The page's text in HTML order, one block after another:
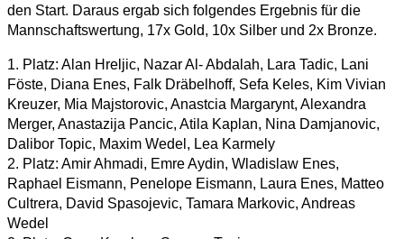
den Start. Daraus ergab sich folgendes Ergebnis für die
Mannschaftswertung, 17x Gold, 10x Silber und 2x Bronze.
1. Platz: Alan Hreljic, Nazar Al- Abdalah, Lara Tadic, Lani
Föste, Diana Enes, Falk Dräbelhoff, Sefa Keles, Kim Vivian
Kreuzer, Mia Majstorovic, Anastcia Margarynt, Alexandra
Merger, Anastazija Pancic, Atila Kaplan, Nina Damjanovic,
Dalibor Topic, Maxim Wedel, Lea Karmely
2. Platz: Amir Ahmadi, Emre Aydin, Wladislaw Enes,
Raphael Eismann, Penelope Eismann, Laura Enes, Matteo
Cultrera, David Spasojevic, Tamara Markovic, Andreas
Wedel